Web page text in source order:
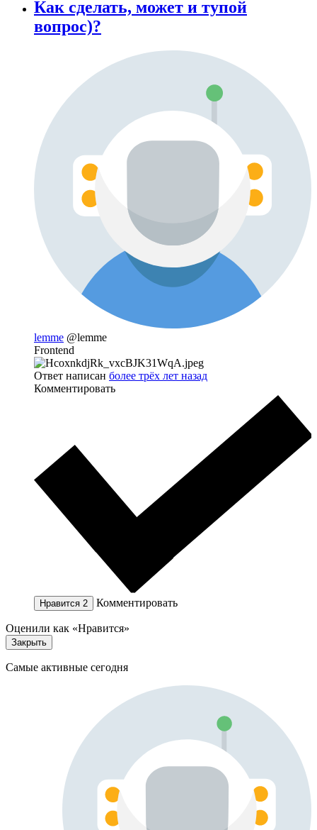
Как сделать, может и тупой
вопрос)?
lemme @lemme
Frontend
Ответ написан более трёх лет назад
Комментировать
Нравится 2 Комментировать
Оценили как «Нравится»
Закрыть
Самые активные сегодня